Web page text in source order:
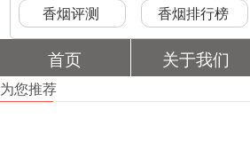
香烟评测 香烟排行榜
首页 关于我们
为您推荐